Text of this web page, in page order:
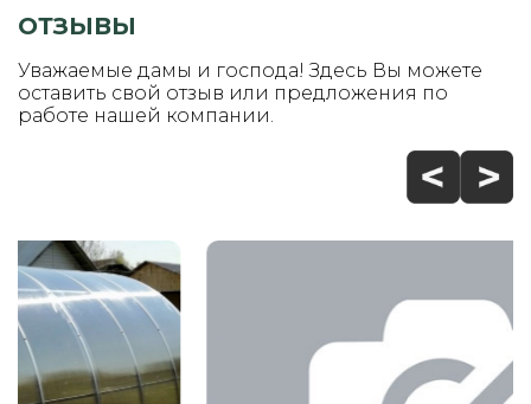
ОТЗЫВЫ
Уважаемые дамы и господа! Здесь Вы можете
оставить свой отзыв или предложения по
работе нашей компании.